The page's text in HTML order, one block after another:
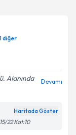
belirtilen
1diğer
Alanında
Devamı
Haritada Göster
22 Kat:10